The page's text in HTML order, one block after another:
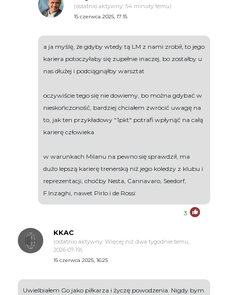
(ostatnio aktywny: 54 minuty temu)
15 czerwca 2025, 17:15
a ja myślę, że gdyby wtedy tą LM z nami zrobił, to jego
kariera potoczyłaby się zupełnie inaczej, bo zostałby u
nas dłużej i podciągnąłby warsztat
oczywiście tego się nie dowiemy, bo można gdybać w
nieskończoność, bardziej chciałem zwrócić uwagę na
to, jak ten przykładowy "1pkt" potrafi wpłynąć na całą
karierę człowieka
w warunkach Milanu na pewno się sprawdził, ma
dużo lepszą karierę trenerską niż jego koledzy z klubu i
reprezentacji, choćby Nesta, Cannavaro, Seedorf,
F.Inzaghi, nawet Pirlo i de Rossi
3
KKAC
(ostatnio aktywny: Więcej niż dwa tygodnie temu,
2026-07-19)
15 czerwca 2025, 16:25
Uwielbiałem Go jako piłkarza i życzę powodzenia. Nigdy bym